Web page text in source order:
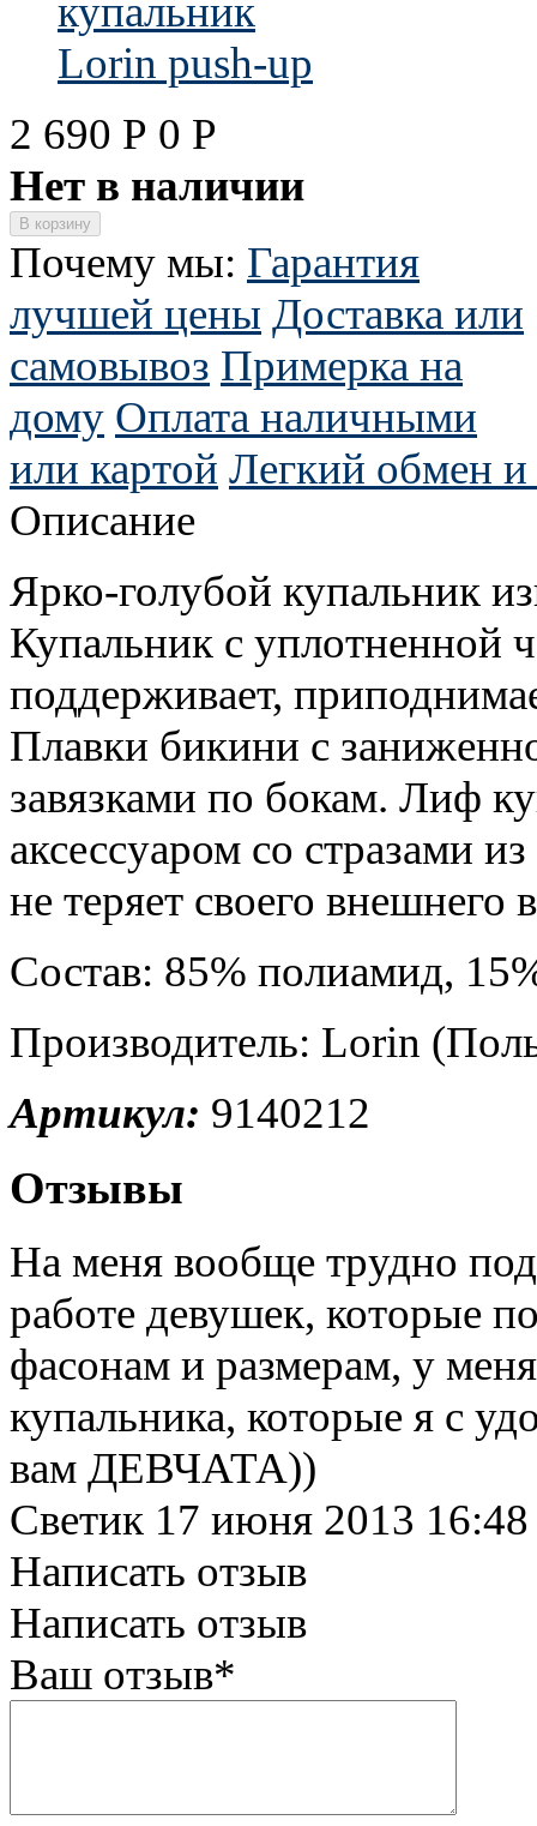
2 690 Р 0 Р
Нет в наличии
Почему мы: Гарантия
лучшей цены Доставка или
самовывоз Примерка на
дому Оплата наличными
или картой Легкий обмен и
Описание
Ярко-голубой купальник
Купальник с уплотненной
поддерживает,
Плавки бикини с
завязками по бокам. Лиф
аксессуаром со стразами
не теряет своего
Состав: 85% полиамид,
Производитель: Lorin
Артикул: 9140212
Отзывы
На меня вообще трудно
работе девушек, которые
фасонам и размерам, у
купальника, которые я с
вам ДЕВЧАТА))
Светик 17 июня 2013 16:48
Написать отзыв
Написать отзыв
Ваш отзыв*